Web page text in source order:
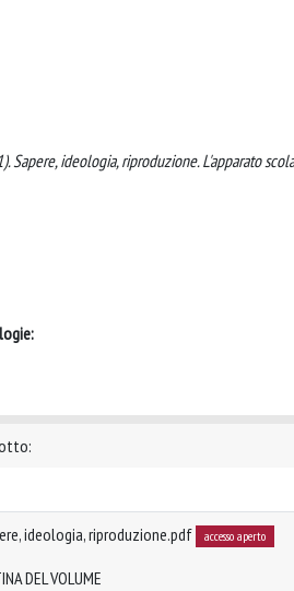
Sapere, ideologia, riproduzione. L'apparato
ideologia, riproduzione.pdf accesso aperto
DEL VOLUME